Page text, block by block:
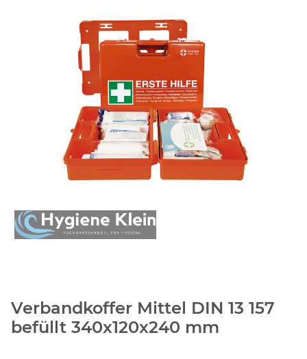
Verbandkoffer Mittel DIN 13 157
befüllt 340x120x240 mm